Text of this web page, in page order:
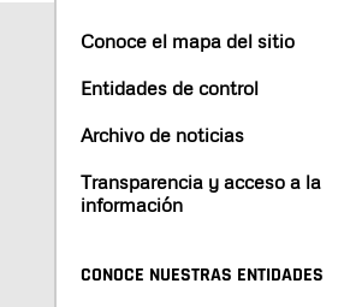
Conoce el mapa del sitio
Entidades de control
Archivo de noticias
Transparencia y acceso a la
información
CONOCE NUESTRAS ENTIDADES